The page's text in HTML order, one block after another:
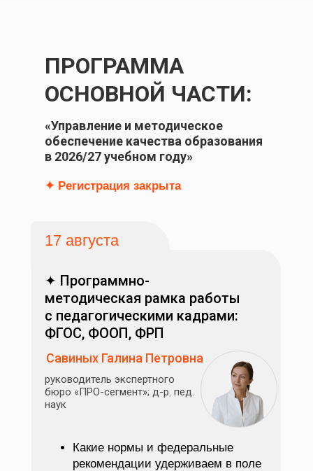
ПРОГРАММА
ОСНОВНОЙ ЧАСТИ:
«Управление и методическое
обеспечение качества образования
в 2026/27 учебном году»
✦ Регистрация закрыта
17 августа
✦ Программно-
методическая рамка работы
с педагогическими кадрами:
ФГОС, ФООП, ФРП
Савиных Галина Петровна
руководитель экспертного
бюро «ПРО-сегмент»; д-р. пед.
наук
Какие нормы и федеральные
рекомендации удерживаем в поле